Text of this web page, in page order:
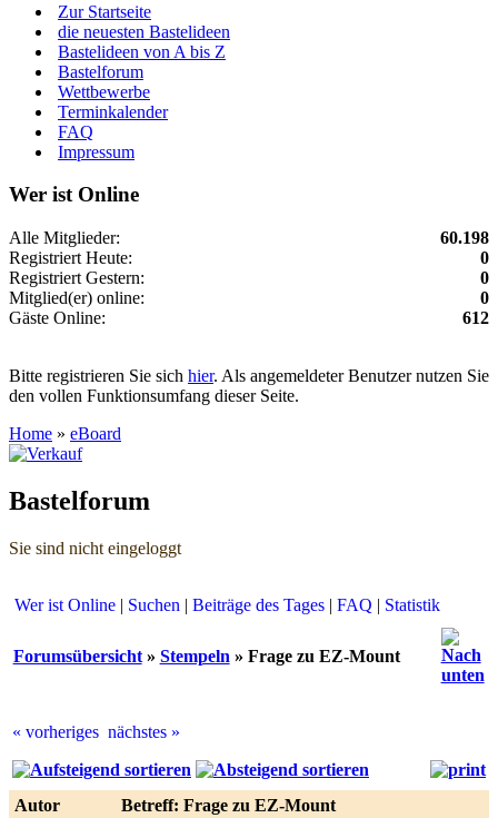
Zur Startseite
die neuesten Bastelideen
Bastelideen von A bis Z
Bastelforum
Wettbewerbe
Terminkalender
FAQ
Impressum
Wer ist Online
Alle Mitglieder:
60.198
Registriert Heute:
0
Registriert Gestern:
0
Mitglied(er) online:
0
Gäste Online:
612
Bitte registrieren Sie sich hier. Als angemeldeter Benutzer nutzen Sie
den vollen Funktionsumfang dieser Seite.
Home » eBoard
Bastelforum
Sie sind nicht eingeloggt
Wer ist Online | Suchen | Beiträge des Tages | FAQ | Statistik
Forumsübersicht» Stempeln » Frage zu EZ-Mount
online
live
casino
« vorheriges nächstes »
Autor
Betreff: Frage zu EZ-Mount